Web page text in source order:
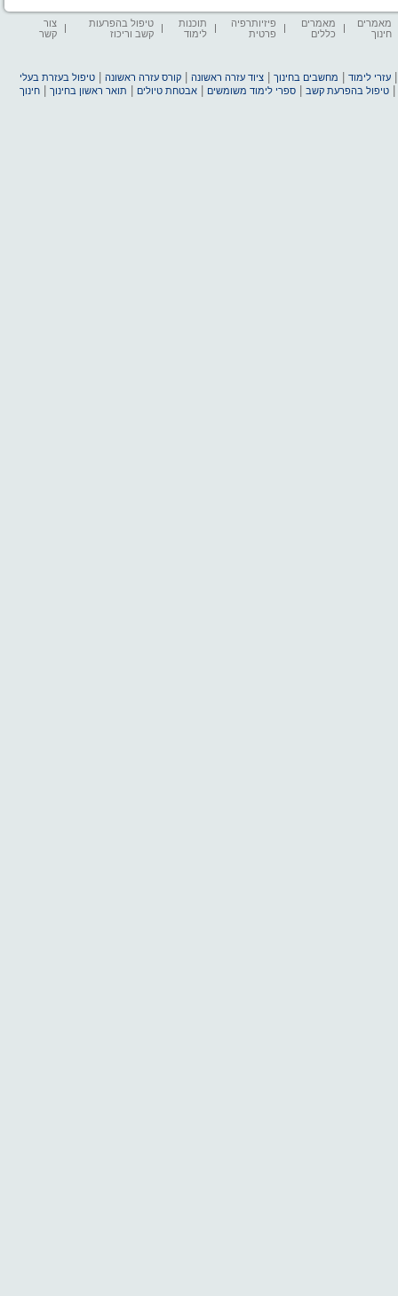
מאמרים
חינוך
מאמרים
כללים
פיזיותרפיה
פרטית
תוכנות
לימוד
טיפול בהפרעות
קשב וריכוז
צור
קשר
עזרי לימוד מחשבים בחינוך |ציוד עזרה ראשונה |קורס עזרה ראשונה |טיפול בעזרת בעלי
|טיפול בהפרעת קשב |ספרי לימוד משומשים |אבטחת טיולים תואר ראשון בחינוך |חינוך